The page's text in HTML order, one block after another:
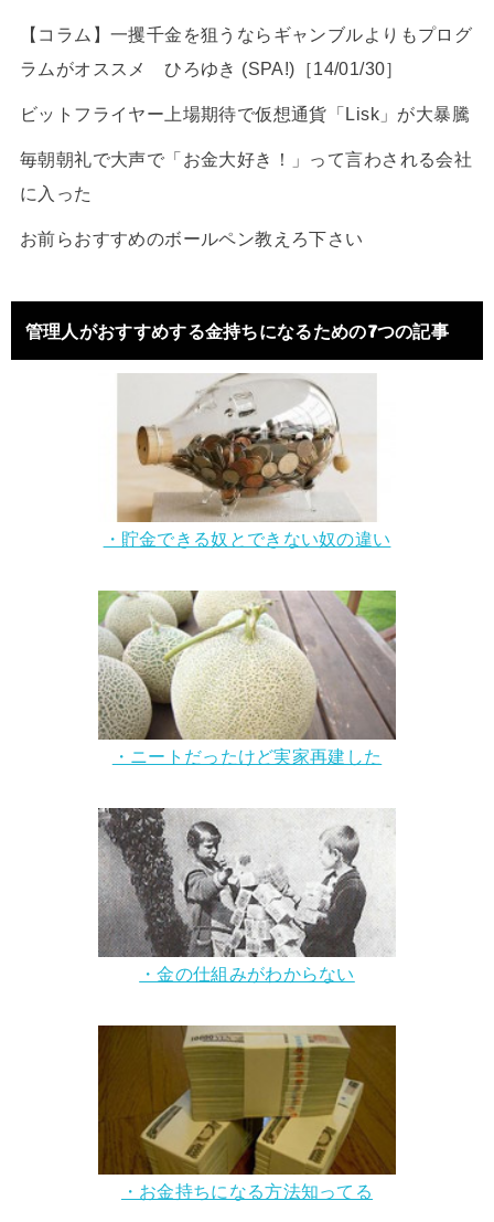
【コラム】一攫千金を狙うならギャンブルよりもプログ
ラムがオススメ ひろゆき (SPA!)［14/01/30］
ビットフライヤー上場期待で仮想通貨「Lisk」が大暴騰
毎朝朝礼で大声で「お金大好き！」って言わされる会社
に入った
お前らおすすめのボールペン教えろ下さい
管理人がおすすめする金持ちになるための7つの記事
・貯金できる奴とできない奴の違い
・ニートだったけど実家再建した
・金の仕組みがわからない
・お金持ちになる方法知ってる